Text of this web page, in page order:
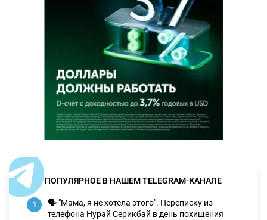
ПОПУЛЯРНОЕ В НАШЕМ TELEGRAM-КАНАЛЕ
1
🗣 "Мама, я не хотела этого". Переписку из
телефона Нурай Серикбай в день похищения